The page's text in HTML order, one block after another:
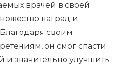
врачей в своей
наград и
своим
он смог спасти
и значительно улучшить